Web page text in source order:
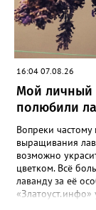
16:04 07.08.26
Мой личный
полюбили
Вопреки
выращивания
возможно
цветком. Всё
лаванду за её